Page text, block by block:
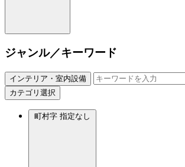
ジャンル／キーワード
インテリア・室内設備
カテゴリ選択
町村字 指定なし